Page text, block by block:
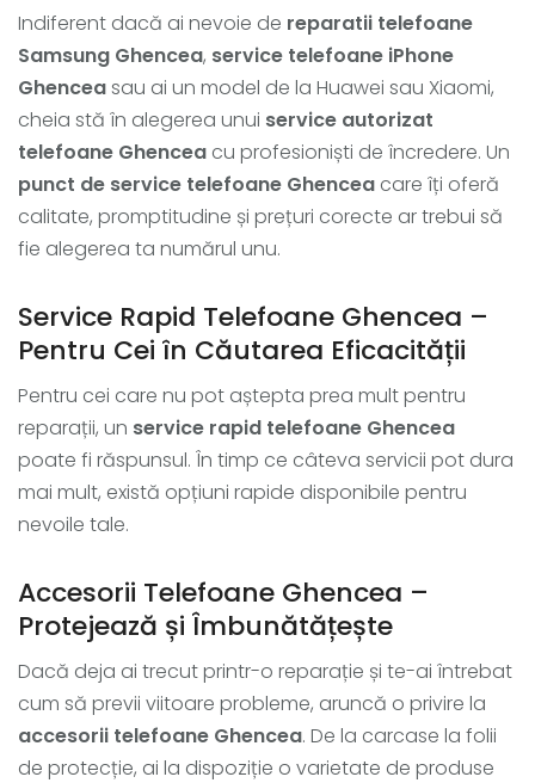
Indiferent dacă ai nevoie de reparatii telefoane
Samsung Ghencea, service telefoane iPhone
Ghenceasau ai un model de la Huawei sau Xiaomi,
cheia stă în alegerea unui service autorizat
telefoane Ghencea cu profesioniști de încredere. Un
punct de service telefoane Ghencea care îți oferă
calitate, promptitudine și prețuri corecte ar trebui să
fie alegerea ta numărul unu.
Service Rapid Telefoane Ghencea –
Pentru Cei în Căutarea Eficacității
Pentru cei care nu pot aștepta prea mult pentru
reparații, un service rapid telefoane Ghencea
poate fi răspunsul. În timp ce câteva servicii pot dura
mai mult, există opțiuni rapide disponibile pentru
nevoile tale.
Accesorii Telefoane Ghencea –
Protejează și Îmbunătățește
Dacă deja ai trecut printr-o reparație și te-ai întrebat
cum să previi viitoare probleme, aruncă o privire la
accesorii telefoane Ghencea. De la carcase la folii
de protecție, ai la dispoziție o varietate de produse